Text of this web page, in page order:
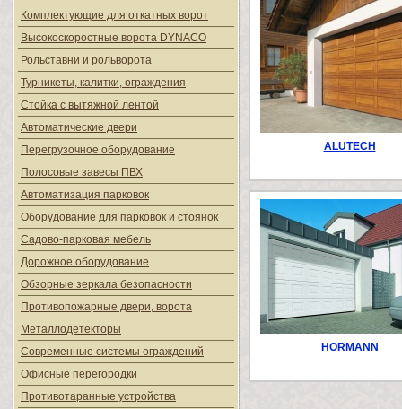
Комплектующие для откатных ворот
Высокоскоростные ворота DYNACO
Рольставни и рольворота
Турникеты, калитки, ограждения
Стойка с вытяжной лентой
Автоматические двери
Перегрузочное оборудование
Полосовые завесы ПВХ
Автоматизация парковок
Оборудование для парковок и стоянок
Садово-парковая мебель
Дорожное оборудование
Обзорные зеркала безопасности
Противопожарные двери, ворота
Металлодетекторы
Современные системы ограждений
Офисные перегородки
Противотаранные устройства
ALUTECH
HORMANN